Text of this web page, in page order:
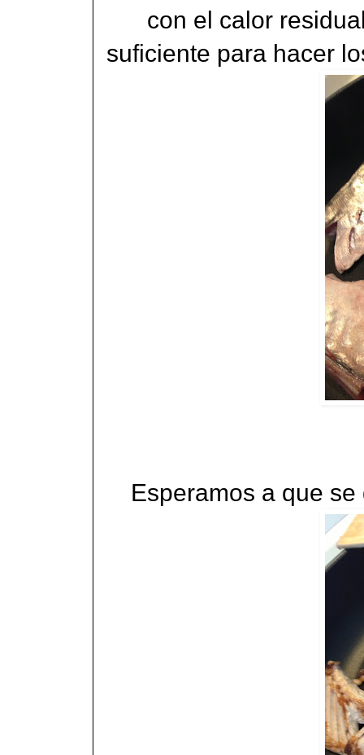
con el calor
suficiente para hacer
Esperamos a que